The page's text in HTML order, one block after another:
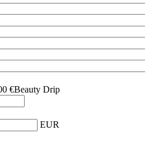
€Beauty Drip
EUR